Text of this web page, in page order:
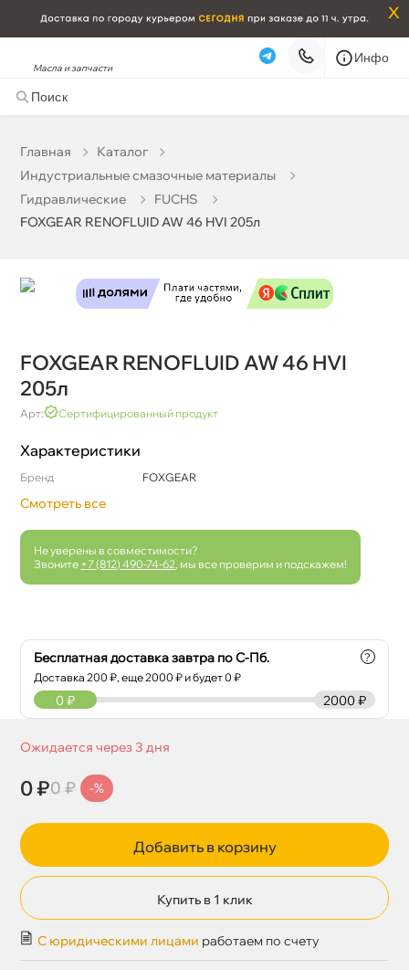
x
Масла и запчасти
Инфо
Главная
Катало
Индустриальные смазочные материалы
Гидравлические
FUCHS
FOXGEAR RENOFLUID AW 46 HVI 205л
FOXGEAR RENOFLUID AW 46 HVI
205л
Арт: Сертифицированный продукт
Характеристики
Бренд FOXGEAR
Смотреть все
Не уверены в совместимости?
Звоните +7 (812) 490-74-62 , мы все проверим и подскажем!
Бесплатная доставка завтра по С-Пб.
Доставка200 ₽, еще2000 ₽ и будет 0 ₽
?
2000 ₽
0 ₽
Ожидается через 3 дня
0 ₽0 ₽ -%
Добавить в корзину
Купить в 1 клик
С юридическими лицами работаем по счету
Бесплатная
Срочная за 2 ч – 399 ₽
Карта Список